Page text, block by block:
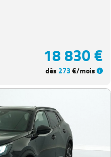
18 830 €
dès 273€/mois